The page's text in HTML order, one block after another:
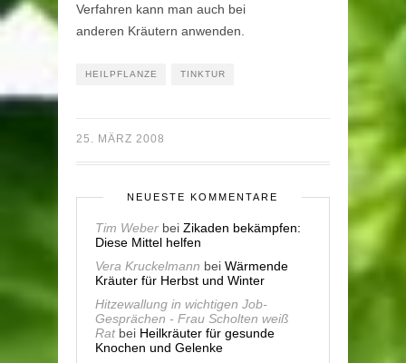
Verfahren kann man auch bei
anderen Kräutern anwenden.
HEILPFLANZE TINKTUR
25. MÄRZ 2008
NEUESTE KOMMENTARE
Tim Weber bei Zikaden bekämpfen:
Diese Mittel helfen
Vera Kruckelmann bei Wärmende
Kräuter für Herbst und Winter
Hitzewallung in wichtigen Job-
Gesprächen - Frau Scholten weiß
Ratbei Heilkräuter für gesunde
Knochen und Gelenke